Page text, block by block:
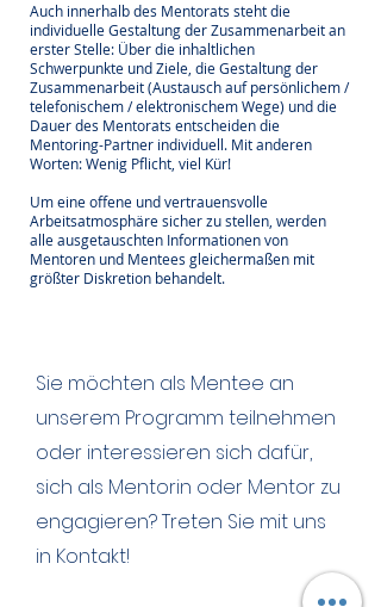
Auch innerhalb des Mentorats steht die
individuelle Gestaltung der Zusammenarbeit an
erster Stelle: Über die inhaltlichen
Schwerpunkte und Ziele, die Gestaltung der
Zusammenarbeit (Austausch auf persönlichem /
telefonischem / elektronischem Wege) und die
Dauer des Mentorats entscheiden die
Mentoring-Partner individuell. Mit anderen
Worten: Wenig Pflicht, viel Kür!
Um eine offene und vertrauensvolle
Arbeitsatmosphäresicher zu stellen, werden
alle ausgetauschten Informationen von
Mentoren und Mentees gleichermaßen mit
größter Diskretion behandelt.
Sie möchten als Mentee an
unserem Programm teilnehmen
oder interessieren sich dafür,
sich als Mentorin oder Mentor zu
engagieren? Treten Sie mit uns
in Kontakt!